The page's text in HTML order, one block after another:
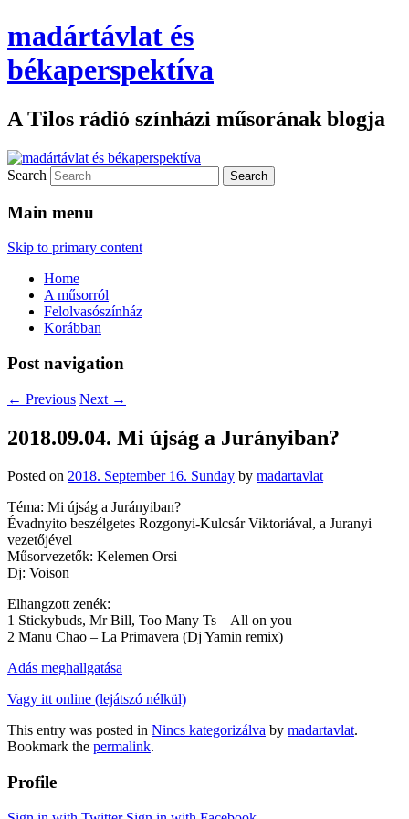
madártávlat és
békaperspektíva
A Tilos rádió színházi műsorának blogja
Search
Main menu
Skip to primary content
Home
A műsorról
Felolvasószínház
Korábban
Post navigation
← Previous Next →
2018.09.04. Mi újság a Jurányiban?
Posted on 2018. September 16. Sunday by madartavlat
Téma: Mi újság a Jurányiban?
Évadnyito beszélgetes Rozgonyi-Kulcsár Viktoriával, a Juranyi
vezetőjével
Műsorvezetők: Kelemen Orsi
Dj: Voison
Elhangzott zenék:
1 Stickybuds, Mr Bill, Too Many Ts – All on you
2 Manu Chao – La Primavera (Dj Yamin remix)
Adás meghallgatása
Vagy itt online (lejátszó nélkül)
This entry was posted in Nincs kategorizálva by madartavlat.
Bookmark the permalink.
Profile